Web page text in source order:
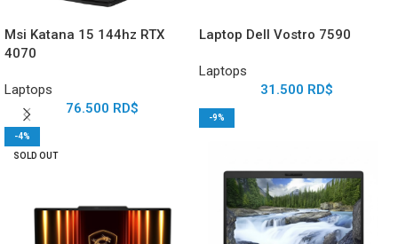
Msi Katana 15 144hz RTX
4070
Laptops
76.500 RD$
Laptop Dell Vostro 7590
Laptops
31.500 RD$
-9%
-4%
SOLD OUT